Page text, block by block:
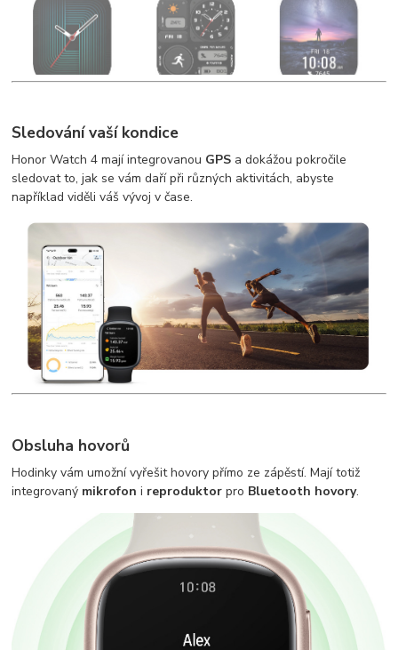
Sledování vaší kondice
Honor Watch 4 mají integrovanou GPS a dokážou pokročile
sledovat to, jak se vám daří při různých aktivitách, abyste
například viděli váš vývoj v čase.
Obsluha hovorů
Hodinky vám umožní vyřešit hovory přímo ze zápěstí. Mají totiž
integrovaný mikrofon i reproduktor pro Bluetooth hovory.